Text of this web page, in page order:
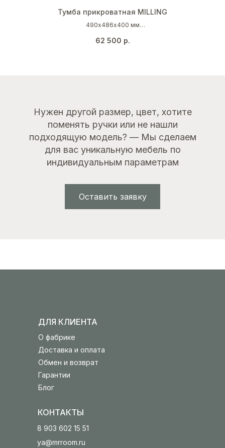
Тумба прикроватная MILLING
490х486х400 мм
Серебро
62 500 р.
Нужен другой размер, цвет, хотите
поменять ручки или не нашли
подходящую модель? — Мы сделаем
для вас уникальную мебель по
индивидуальным параметрам
Оставить заявку
Блог
Гарантии
Обмен и возврат
Доставка и оплата
О фабрике
ДЛЯ КЛИЕНТА
КОНТАКТЫ
8 903 602 15 51
ya@mrroom.ru